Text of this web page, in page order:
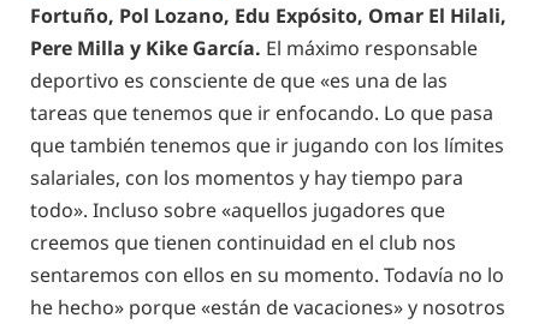
Fortuño, Pol Lozano, Edu Expósito, Omar El Hilali,
Pere Milla y Kike García. El máximo responsable
deportivo es consciente de que «es una de las
tareas que tenemos que ir enfocando. Lo que pasa
que también tenemos que ir jugando con los límites
salariales, con los momentos y hay tiempo para
todo». Incluso sobre «aquellos jugadores que
creemos que tienen continuidad en el club nos
sentaremos con ellos en su momento. Todavía no lo
he hecho» porque «están de vacaciones» y nosotros